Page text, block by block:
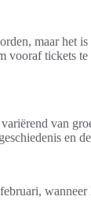
maar het
vooraf tickets
van
en